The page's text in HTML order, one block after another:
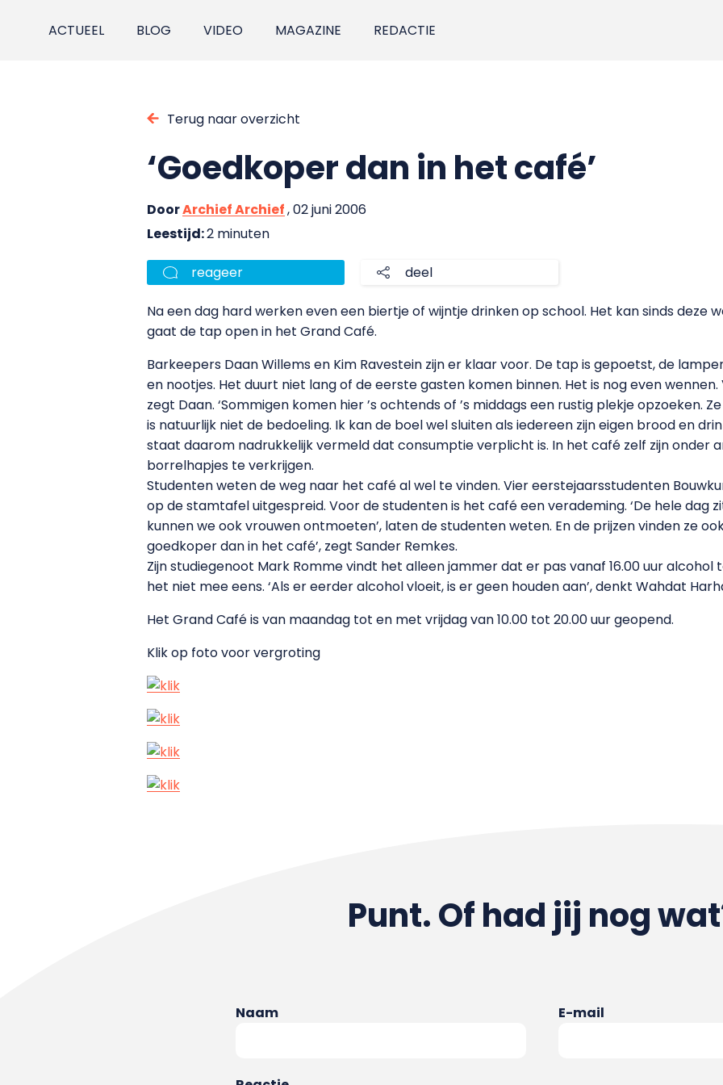
ACTUEEL BLOG VIDEO MAGAZINE REDACTIE
Terug naar overzicht
‘Goedkoper dan in het café’
DoorArchief Archief, 02 juni 2006
Leestijd:2 minuten
reageer deel
Na een dag hard werken even een biertje of wijntje drinken op school. Het kan sinds deze
gaat de tap open in het Grand Café.
Barkeepers Daan Willems en Kim Ravestein zijn er klaar voor. De tap is gepoetst, de
en nootjes. Het duurt niet lang of de eerste gasten komen binnen. Het is nog even
zegt Daan. ‘Sommigen komen hier ’s ochtends of ’s middags een rustig plekje opzoeken.
is natuurlijk niet de bedoeling. Ik kan de boel wel sluiten als iedereen zijn eigen brood en
staat daarom nadrukkelijk vermeld dat consumptie verplicht is. In het café zelf zijn onder
borrelhapjes te verkrijgen.
Studenten weten de weg naar het café al wel te vinden. Vier eerstejaarsstudenten
op de stamtafel uitgespreid. Voor de studenten is het café een verademing. ‘De hele dag
kunnen we ook vrouwen ontmoeten’, laten de studenten weten. En de prijzen vinden ze
goedkoper dan in het café’, zegt Sander Remkes.
Zijn studiegenoot Mark Romme vindt het alleen jammer dat er pas vanaf 16.00 uur alcohol
het niet mee eens. ‘Als er eerder alcohol vloeit, is er geen houden aan’, denkt Wahdat
Het Grand Café is van maandag tot en met vrijdag van 10.00 tot 20.00 uur geopend.
Klik op foto voor vergroting
Punt. Of had jij nog
Naam E-mail